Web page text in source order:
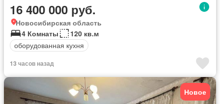
16 400 000 руб.
Новосибирская область
4 Комнаты
120 кв.м
оборудованная кухня
13 часов назад
Новое